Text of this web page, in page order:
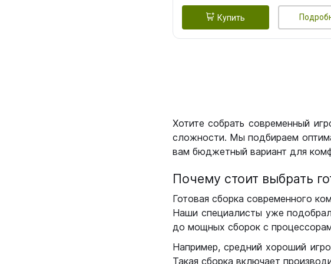
Купить
Хотите собрать современный
сложности. Мы подбираем
вам бюджетный вариант для
Почему стоит выбрать
Готовая сборка современного
Наши специалисты уже
до мощных сборок с
Например, средний хороший
Такая сборка включает